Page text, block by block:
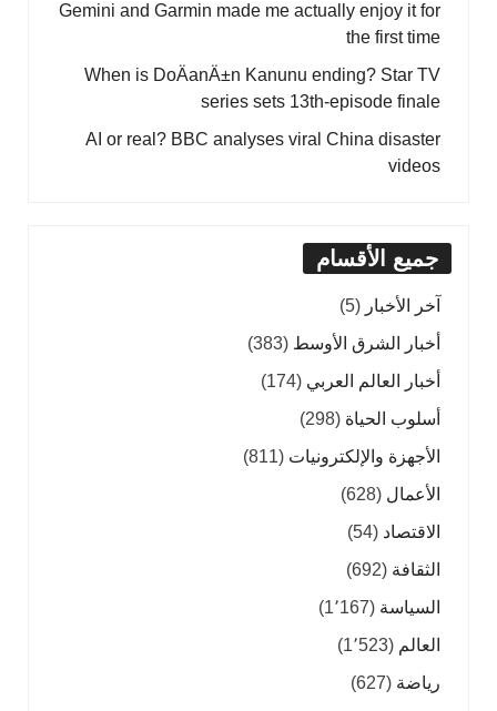
Gemini and Garmin made me actually enjoy it for
the first time
When is DoÄanÄ±n Kanunu ending? Star TV
series sets 13th-episode finale
AI or real? BBC analyses viral China disaster
videos
جميع الأقسام
آخر الأخبار (5)
أخبار الشرق الأوسط (383)
أخبار العالم العربي (174)
أسلوب الحياة (298)
الأجهزة والإلكترونيات (811)
الأعمال (628)
الاقتصاد (54)
الثقافة (692)
السياسة (1٬167)
العالم (1٬523)
رياضة (627)